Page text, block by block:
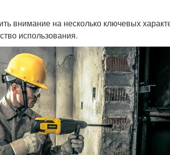
внимание на несколько ключевых
использования.